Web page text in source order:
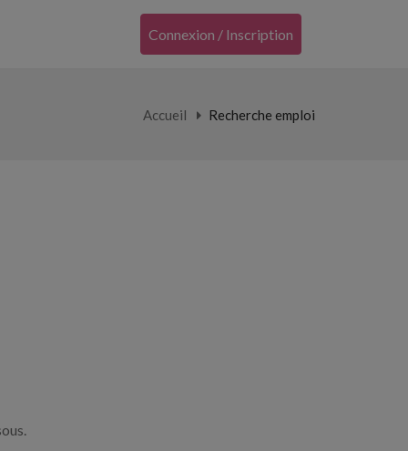
Connexion / Inscription
Accueil Recherche emploi